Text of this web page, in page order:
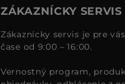
ZÁKAZNÍCKY SERVIS
Zákaznícky servis je pre
čase od 9:00 – 16:00.
Vernostný program,